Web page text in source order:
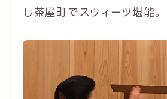
し茶屋町でスウィーツ堪能。